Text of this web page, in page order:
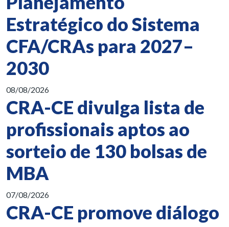
Estratégico do Sistema
CFA/CRAs para 2027–
2030
08/08/2026
CRA-CE divulga lista de
profissionais aptos ao
sorteio de 130 bolsas de
MBA
07/08/2026
CRA-CE promove diálogo